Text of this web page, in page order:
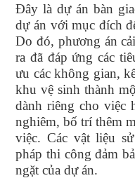
Đây là dự án bàn
dự án với mục đích
Do đó, phương án
ra đã đáp ứng các
ưu các không gian,
khu vệ sinh thành
dành riêng cho việc
nghiêm, bố trí thêm
việc. Các vật liệu
pháp thi công đảm
ngặt của dự án.